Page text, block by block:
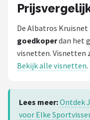
De Albatros Kruisnet
goedkoperdan het
visnetten. Visnetten
Bekijk alle visnetten.
Lees meer:Ontdek
voor Elke